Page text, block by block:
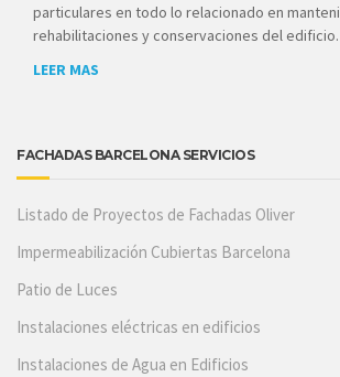
particulares en todo lo relacionado en
rehabilitaciones y conservaciones del edificio.
LEER MAS
FACHADAS BARCELONA SERVICIOS
Listado de Proyectos de Fachadas Oliver
Impermeabilización Cubiertas Barcelona
Patio de Luces
Instalaciones eléctricas en edificios
Instalaciones de Agua en Edificios